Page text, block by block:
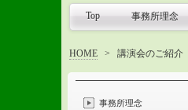
Top 事務所理念
HOME > 講演会のご紹介
事務所理念